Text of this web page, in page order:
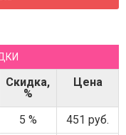
Скидка,
%
Цена
5 %
451 руб.